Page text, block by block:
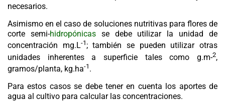
necesarios.
Asimismo en el caso de soluciones nutritivas para flores de
corte semi-hidropónicasse debe utilizar la unidad de
concentración mg.L-1 ; también se pueden utilizar otras
unidades inherentes a superficie tales como g.m-2,
gramos/planta, kg.ha-1 .
Para estos casos se debe tener en cuenta los aportes de
agua al cultivo para calcular las concentraciones.